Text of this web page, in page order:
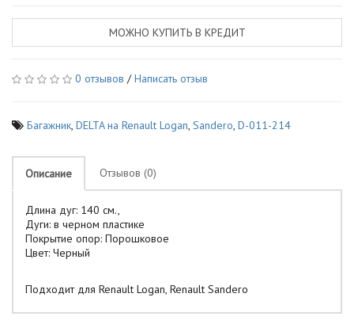
МОЖНО КУПИТЬ В КРЕДИТ
0 отзывов /Написать отзыв
Багажник, DELTA на Renault Logan, Sandero, D-011-214
Описание Отзывов (0)
Длина дуг: 140 см.,
Дуги: в черном пластике
Покрытие опор: Порошковое
Цвет: Черный
Подходит для Renault Logan, Renault Sandero